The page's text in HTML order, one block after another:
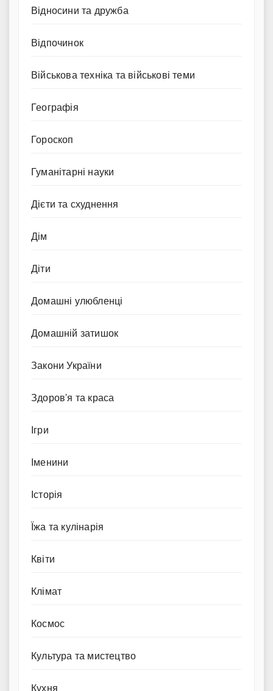
Відносини та дружба
Відпочинок
Військова техніка та військові теми
Географія
Гороскоп
Гуманітарні науки
Дієти та схуднення
Дім
Діти
Домашні улюбленці
Домашній затишок
Закони України
Здоров'я та краса
Ігри
Іменини
Історія
Їжа та кулінарія
Квіти
Клімат
Космос
Культура та мистецтво
Кухня